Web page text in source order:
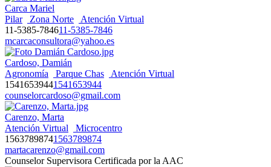
Carca Mariel
Pilar
Zona Norte
Atención Virtual
11-5385-784611-5385-7846
mcarcaconsultora@yahoo.es
Cardoso, Damián
Agronomía
Parque Chas
Atención Virtual
15416539441541653944
counselorcardoso@gmail.com
Carenzo, Marta
Atención Virtual
Microcentro
15637898741563789874
martacarenzo@gmail.com
Counselor Supervisora Certificada por la AAC